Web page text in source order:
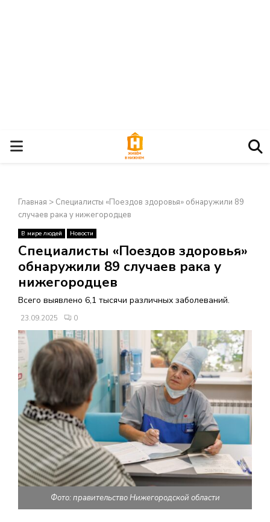
О
Н
О
В
Н
О
Е
М
Е
Н
Ю
Главная > Специалисты «Поездов здоровья» обнаружили 89
случаев рака у нижегородцев
В мире людей Новости
Специалисты «Поездов здоровья»
обнаружили 89 случаев рака у
нижегородцев
Всего выявлено 6,1 тысячи различных заболеваний.
23.09.2025 0
Фото: правительство Нижегородской области
×